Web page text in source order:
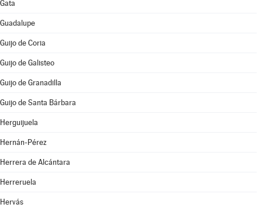
Gata
Guadalupe
Guijo de Coria
Guijo de Galisteo
Guijo de Granadilla
Guijo de Santa Bárbara
Herguijuela
Hernán-Pérez
Herrera de Alcántara
Herreruela
Hervás